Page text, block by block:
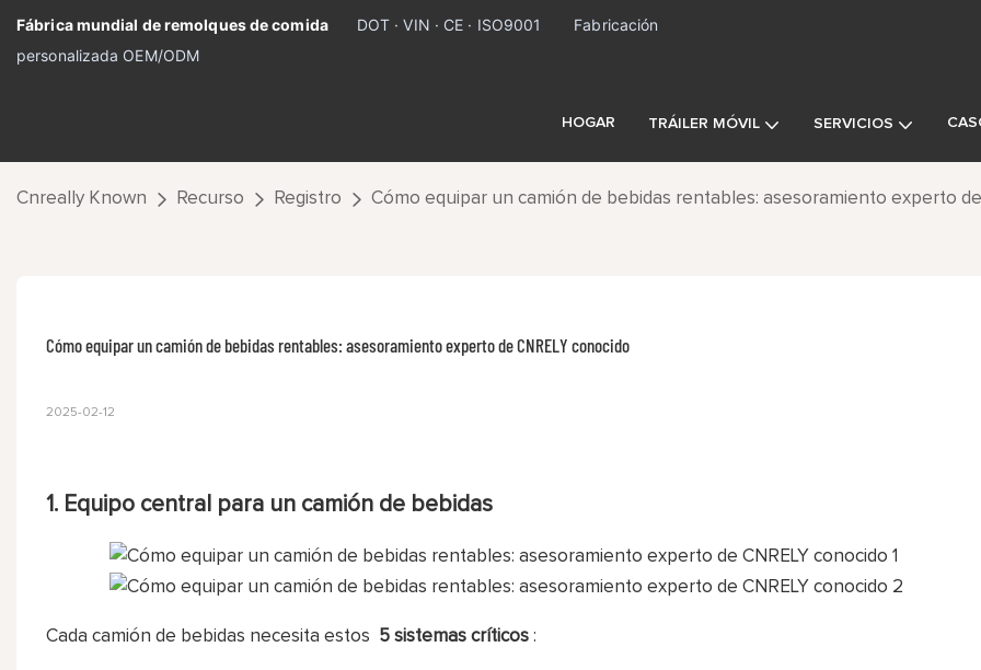
Fábrica mundial de remolques de comida DOT · VIN · CE · ISO9001
Fabricación
personalizada OEM/ODM
HOGAR TRÁILER MÓVIL SERVICIOS
Cnreally Known Recurso Registro Cómo equipar un camión de bebidas rentables: asesoramiento experto de
Cómo equipar un camión de bebidas rentables: asesoramiento experto de CNRELY conocido
2025-02-12
1. Equipo central para un camión de bebidas
Cada camión de bebidas necesita estos 5 sistemas críticos :